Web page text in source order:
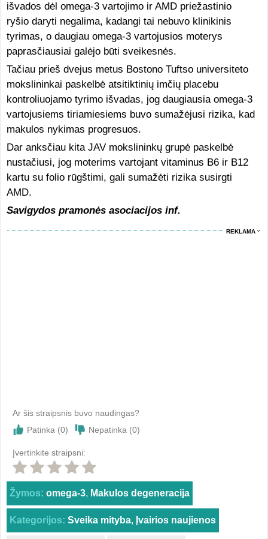
išvados dėl omega-3 vartojimo ir AMD priežastinio
ryšio daryti negalima, kadangi tai nebuvo klinikinis
tyrimas, o daugiau omega-3 vartojusios moterys
paprasčiausiai galėjo būti sveikesnės.
Tačiau prieš dvejus metus Bostono Tuftso universiteto
mokslininkai paskelbė atsitiktinių imčių placebu
kontroliuojamo tyrimo išvadas, jog daugiausia omega-3
vartojusiems tiriamiesiems buvo sumažėjusi rizika, kad
makulos nykimas progresuos.
Dar anksčiau kita JAV mokslininkų grupė paskelbė
nustačiusi, jog moterims vartojant vitaminus B6 ir B12
kartu su folio rūgštimi, gali sumažėti rizika susirgti
AMD.
Savigydos pramonės asociacijos inf.
REKLAMA
Ar šis straipsnis buvo naudingas?
Patinka (0) Nepatinka (0)
Įvertinkite straipsni:
Žymos: omega-3, Makulos degeneracija
Kategorijos: Sveika mityba, Įvairios naujienos